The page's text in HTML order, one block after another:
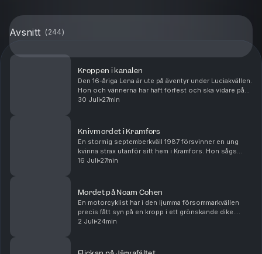
Avsnitt ( 244)
Kroppen i kanalen
Den 16-åriga Lena är ute på äventyr under Luciakvällen.
Hon och vännerna har haft förfest och ska vidare på
klubb. Men Lena kommer aldrig fram. Det hela avskrivs
30 Juli 27min
Knivmordet i Kramfors
En stormig septemberkväll 1987 försvinner en ung
kvinna strax utanför sitt hem i Kramfors. Hon sågs
senast när hon rastade sin hund. Dagen efter görs en
16 Juli 27min
Mordet på Noam Cohen
En motorcyklist har i den ljumma försommarkvällen
precis fått syn på en kropp i ett grönskande dike.
Kroppen ligger i en märklig position, och rör sig inte
2 Juli 24min